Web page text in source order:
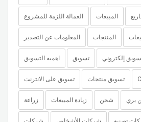
العمالة اللزمة للمشروع المبيعات
المعلومات عن التصدير المنتجات
اهميه التسويق تسويق إلكتروني
تسويق على الانترنت تسويق منتجات
زراعة زيادة المبيعات شحن بري